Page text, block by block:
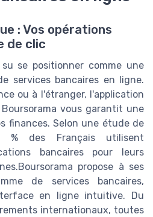
: Vos opérations
de clic
se positionner comme une
services bancaires en ligne.
ou à l'étranger, l'application
vous garantit une
finances. Selon une étude de
% des Français utilisent
bancaires pour leurs
propose à ses
de services bancaires,
en ligne intuitive. Du
internationaux, toutes